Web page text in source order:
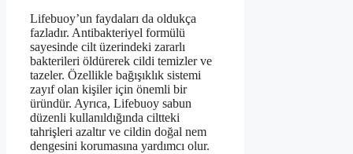
Lifebuoy’un faydaları da oldukça
fazladır. Antibakteriyel formülü
sayesinde cilt üzerindeki zararlı
bakterileri öldürerek cildi temizler ve
tazeler. Özellikle bağışıklık sistemi
zayıf olan kişiler için önemli bir
üründür. Ayrıca, Lifebuoy sabun
düzenli kullanıldığında ciltteki
tahrişleri azaltır ve cildin doğal nem
dengesini korumasına yardımcı olur.